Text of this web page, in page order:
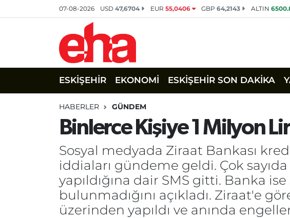
07-08-2026 USD47,6704 EUR 55,0406 GBP64,2143 ALTIN
ESKİŞEHİR EKONOMİ ESKİŞEHİR SON DAKİKA
HABERLER GÜNDEM
Binlerce Kişiye 1 Milyon
Sosyal medyada Ziraat Bankası
iddiaları gündeme geldi. Çok
yapıldığına dair SMS gitti. Banka
bulunmadığını açıkladı. Ziraat'e
üzerinden yapıldı ve anında